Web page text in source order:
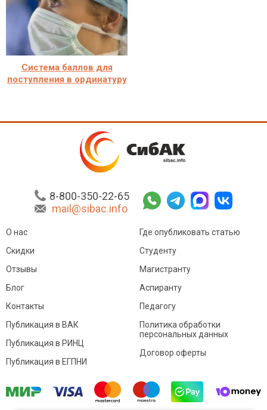
Система баллов для
поступления в ординатуру
8-800-350-22-65
mail@sibac.info
О нас
Скидки
Отзывы
Блог
Контакты
Где опубликовать статью
Студенту
Магистранту
Аспиранту
Педагогу
Публикация в ВАК
Публикация в РИНЦ
Публикация в ЕГПНИ
Политика обработки
персональных данных
Договор оферты